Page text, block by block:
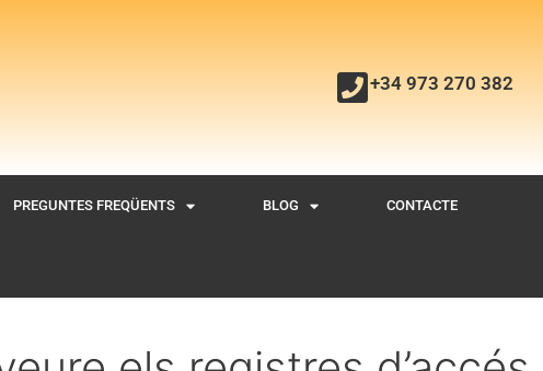
+34 973 270 382
PREGUNTES FREQÜENTS BLOG CONTACTE